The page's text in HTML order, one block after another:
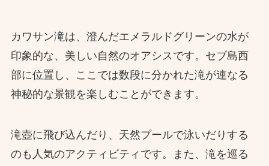
カワサン滝は、澄んだエメラルドグリーンの水が
印象的な、美しい自然のオアシスです。セブ島西
部に位置し、ここでは数段に分かれた滝が連なる
神秘的な景観を楽しむことができます。
滝壺に飛び込んだり、天然プールで泳いだりする
のも人気のアクティビティです。また、滝を巡る